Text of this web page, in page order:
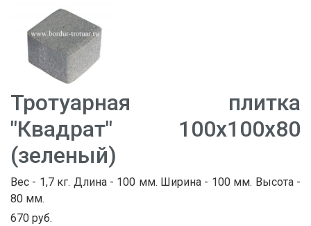
Тротуарная плитка
"Квадрат" 100х100х80
(зеленый)
Вес - 1,7 кг. Длина - 100 мм. Ширина - 100 мм. Высота -
80 мм.
670 руб.